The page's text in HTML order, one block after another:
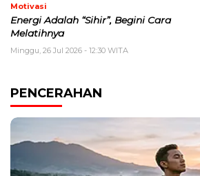
Motivasi
Energi Adalah “Sihir”, Begini Cara
Melatihnya
Minggu, 26 Jul 2026 - 12:30 WITA
PENCERAHAN